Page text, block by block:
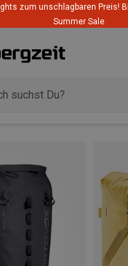
zum unschlagbaren Preis!
Summer Sale